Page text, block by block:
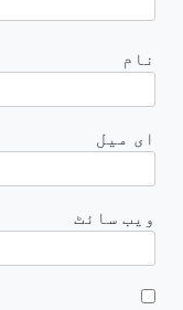
نام
ای میل
ویب‌ سائٹ